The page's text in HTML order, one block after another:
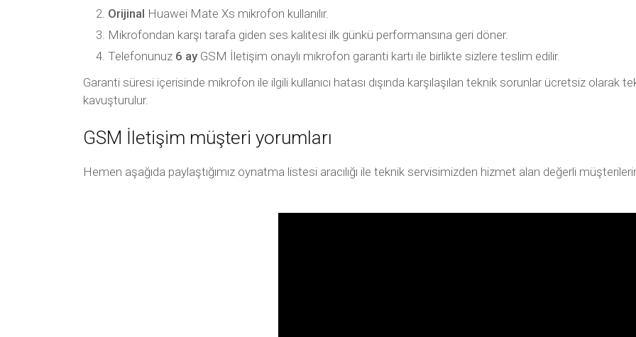
Orijinal Huawei Mate Xs mikrofon kullanılır.
Mikrofondan karşı tarafa giden ses kalitesi ilk günkü performansına geri döner.
Telefonunuz 6 ayGSM İletişim onaylı mikrofon garanti kartı ile birlikte sizlere teslim edilir.
Garanti süresi içerisinde mikrofon ile ilgili kullanıcı hatası dışında karşılaşılan teknik sorunlar ücretsiz olarak
kavuşturulur.
GSM İletişim müşteri yorumları
Hemen aşağıda paylaştığımız oynatma listesi aracılığı ile teknik servisimizden hizmet alan değerli